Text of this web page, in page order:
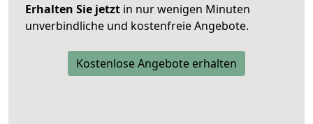
Erhalten Sie jetzt in nur wenigen Minuten
unverbindliche und kostenfreie Angebote.
Kostenlose Angebote erhalten